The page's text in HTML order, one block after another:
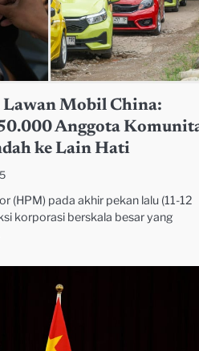
Lawan Mobil China:
Anggota
ke Lain Hati
(HPM) pada akhir pekan lalu (11-12
korporasi berskala besar yang